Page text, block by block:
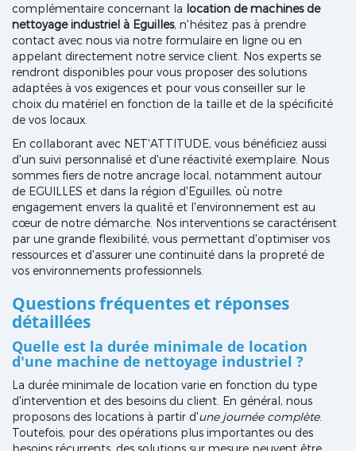
complémentaire concernant la location de machines de
nettoyage industriel à Eguilles, n'hésitez pas à prendre
contact avec nous via notre formulaire en ligne ou en
appelant directement notre service client. Nos experts se
rendront disponibles pour vous proposer des solutions
adaptées à vos exigences et pour vous conseiller sur le
choix du matériel en fonction de la taille et de la spécificité
de vos locaux.
En collaborant avec NET'ATTITUDE, vous bénéficiez aussi
d'un suivi personnalisé et d'une réactivité exemplaire. Nous
sommes fiers de notre ancrage local, notamment autour
de EGUILLES et dans la région d'Eguilles, où notre
engagement envers la qualité et l'environnement est au
cœur de notre démarche. Nos interventions se caractérisent
par une grande flexibilité, vous permettant d'optimiser vos
ressources et d'assurer une continuité dans la propreté de
vos environnements professionnels.
Questions fréquentes et réponses
détaillées
Quelle est la durée minimale de location
d'une machine de nettoyage industriel ?
La durée minimale de location varie en fonction du type
d'intervention et des besoins du client. En général, nous
proposons des locations à partir d'une journée complète.
Toutefois, pour des opérations plus importantes ou des
besoins récurrents, des solutions sur mesure peuvent être